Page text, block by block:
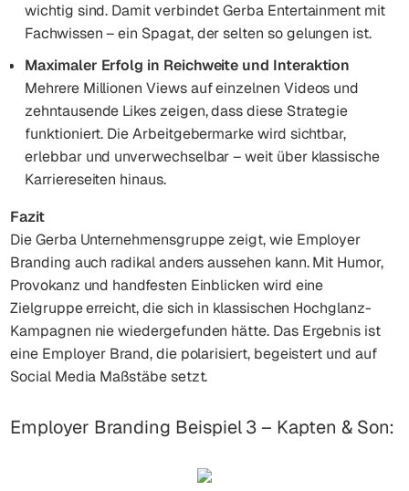
wichtig sind. Damit verbindet Gerba Entertainment mit
Fachwissen – ein Spagat, der selten so gelungen ist.
Maximaler Erfolg in Reichweite und Interaktion
Mehrere Millionen Views auf einzelnen Videos und
zehntausende Likes zeigen, dass diese Strategie
funktioniert. Die Arbeitgebermarke wird sichtbar,
erlebbar und unverwechselbar – weit über klassische
Karriereseiten hinaus.
Fazit
Die Gerba Unternehmensgruppe zeigt, wie Employer
Branding auch radikal anders aussehen kann. Mit Humor,
Provokanz und handfesten Einblicken wird eine
Zielgruppe erreicht, die sich in klassischen Hochglanz-
Kampagnen nie wiedergefunden hätte. Das Ergebnis ist
eine Employer Brand, die polarisiert, begeistert und auf
Social Media Maßstäbe setzt.
Employer Branding Beispiel 3 – Kapten & Son: